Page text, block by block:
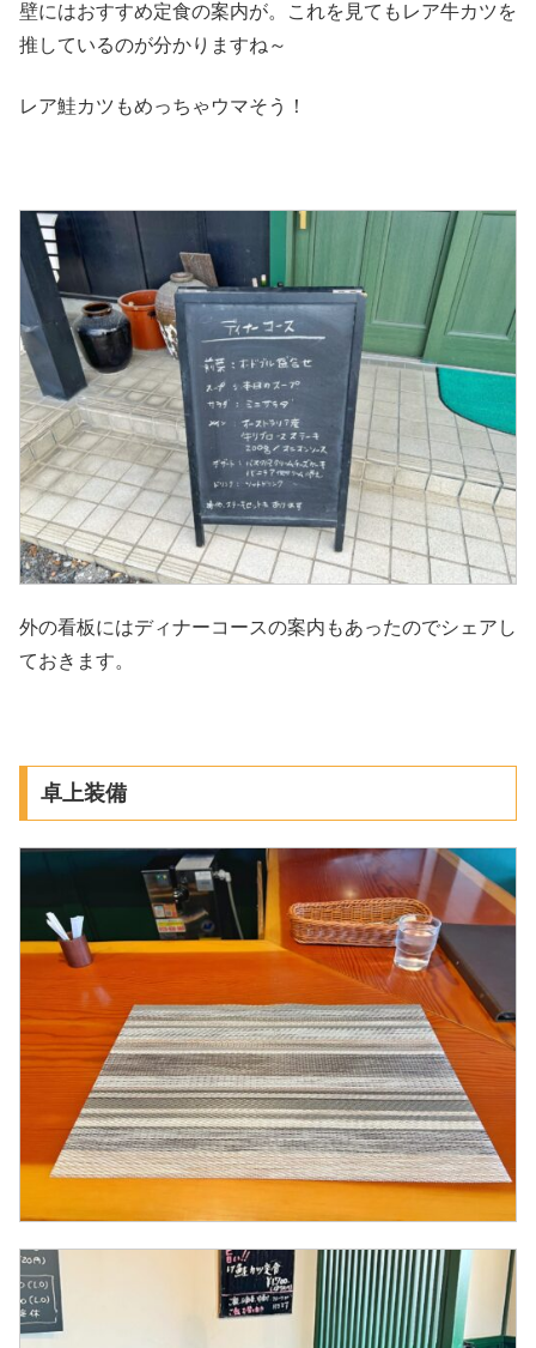
壁にはおすすめ定食の案内が。これを見てもレア牛カツを
推しているのが分かりますね～
レア鮭カツもめっちゃウマそう！
外の看板にはディナーコースの案内もあったのでシェアし
ておきます。
卓上装備